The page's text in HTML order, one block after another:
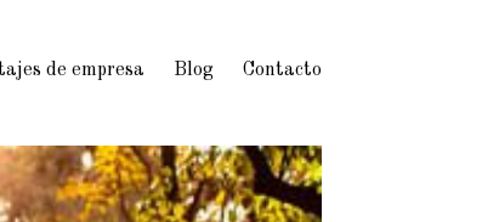
de empresa Blog Contacto